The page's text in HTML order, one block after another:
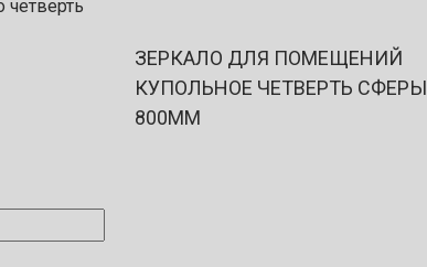
ЗЕРКАЛО ДЛЯ ПОМЕЩЕНИЙ
КУПОЛЬНОЕ ЧЕТВЕРТЬ СФЕРЫ
800ММ